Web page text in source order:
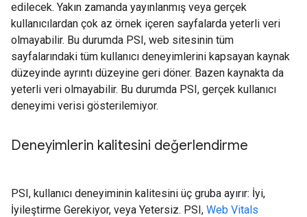
edilecek. Yakın zamanda yayınlanmış veya gerçek
kullanıcılardan çok az örnek içeren sayfalarda yeterli veri
olmayabilir. Bu durumda PSI, web sitesinin tüm
sayfalarındaki tüm kullanıcı deneyimlerini kapsayan kaynak
düzeyinde ayrıntı düzeyine geri döner. Bazen kaynakta da
yeterli veri olmayabilir. Bu durumda PSI, gerçek kullanıcı
deneyimi verisi gösterilemiyor.
Deneyimlerin kalitesini değerlendirme
PSI, kullanıcı deneyiminin kalitesini üç gruba ayırır: İyi,
İyileştirme Gerekiyor, veya Yetersiz. PSI, Web Vitals